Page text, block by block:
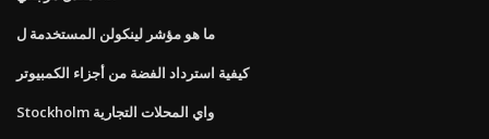
ما هو مؤشر لينكولن المستخدمة ل
كيفية استرداد الفضة من أجزاء الكمبيوتر
Stockholm واي المحلات التجارية